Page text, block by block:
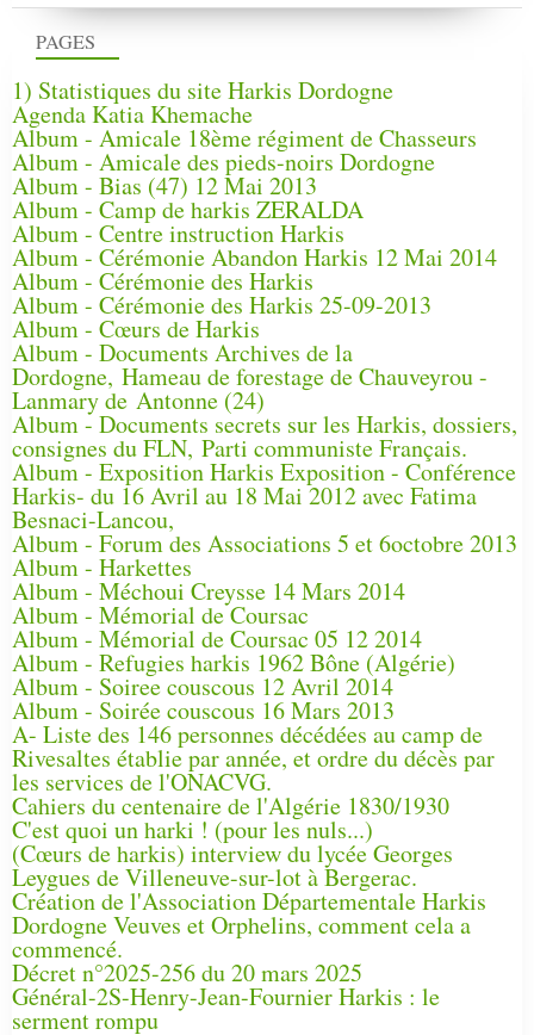
PAGES
1) Statistiques du site Harkis Dordogne
Agenda Katia Khemache
Album - Amicale 18ème régiment de Chasseurs
Album - Amicale des pieds-noirs Dordogne
Album - Bias (47) 12 Mai 2013
Album - Camp de harkis ZERALDA
Album - Centre instruction Harkis
Album - Cérémonie Abandon Harkis 12 Mai 2014
Album - Cérémonie des Harkis
Album - Cérémonie des Harkis 25-09-2013
Album - Cœurs de Harkis
Album - Documents Archives de la
Dordogne, Hameau de forestage de Chauveyrou -
Lanmary de Antonne (24)
Album - Documents secrets sur les Harkis, dossiers,
consignes du FLN, Parti communiste Français.
Album - Exposition Harkis Exposition - Conférence
Harkis- du 16 Avril au 18 Mai 2012 avec Fatima
Besnaci-Lancou,
Album - Forum des Associations 5 et 6octobre 2013
Album - Harkettes
Album - Méchoui Creysse 14 Mars 2014
Album - Mémorial de Coursac
Album - Mémorial de Coursac 05 12 2014
Album - Refugies harkis 1962 Bône (Algérie)
Album - Soiree couscous 12 Avril 2014
Album - Soirée couscous 16 Mars 2013
A- Liste des 146 personnes décédées au camp de
Rivesaltes établie par année, et ordre du décès par
les services de l'ONACVG.
Cahiers du centenaire de l'Algérie 1830/1930
C'est quoi un harki ! (pour les nuls...)
(Cœurs de harkis) interview du lycée Georges
Leygues de Villeneuve-sur-lot à Bergerac.
Création de l'Association Départementale Harkis
Dordogne Veuves et Orphelins, comment cela a
commencé.
Décret n°2025-256 du 20 mars 2025
Général-2S-Henry-Jean-Fournier Harkis : le
serment rompu